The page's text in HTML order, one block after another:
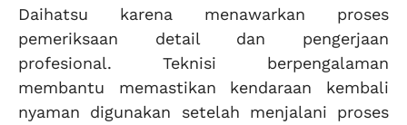
Daihatsu karena menawarkan proses
pemeriksaan detail dan pengerjaan
profesional. Teknisi berpengalaman
membantu memastikan kendaraan kembali
nyaman digunakan setelah menjalani proses